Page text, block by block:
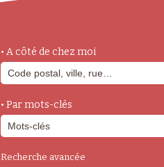
• A côté de chez moi
• Par mots-clés
Recherche avancée